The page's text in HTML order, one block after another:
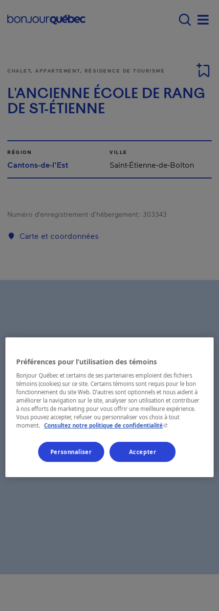
Main navigation -
CHALET, APPARTEMENT, RÉSIDENCE DE TOURISME
L'ANCIENNE ÉCOLE DE RANG
DE ST-ÉTIENNE
RÉGION
Cantons-de-l'Est
VILLE
Saint-Étienne-de-Bolton
Numéro d’enregistrement d’hébergement : 303343
Carte et coordonnées
Préférences pour l’utilisation des témoins
Bonjour Québec et certains de ses partenaires emploient des fichiers
témoins (cookies) sur ce site. Certains témoins sont requis pour le bon
fonctionnement du site Web. D’autres sont optionnels et nous aident à
améliorer la navigation sur le site, analyser son utilisation et contribuer
à nos efforts de marketing pour vous offrir une meilleure expérience.
Vous pouvez accepter, refuser ou personnaliser vos choix à tout
moment. Consultez notre politique de confidentialité- Cet hyperlien
Personnaliser Accepter